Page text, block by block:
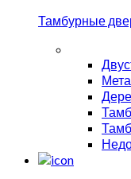
Тамбурные